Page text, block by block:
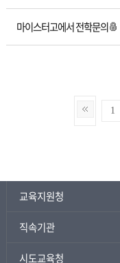
마이스터고에서 전학문의
1
교육지원청
직속기관
시도교육청